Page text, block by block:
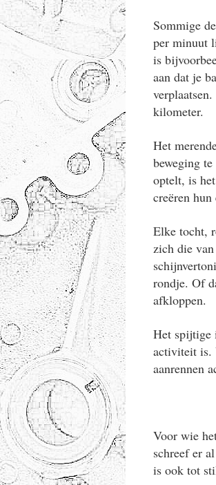
Sommige
per minuut
is
aan dat je
kilometer.
Het
beweging
optelt, is
creëren hun
Elke tocht,
zich die
rondje. Of
afkloppen.
Het spijtige
activiteit is.
aanrennen
Voor wie
schreef er
is ook tot